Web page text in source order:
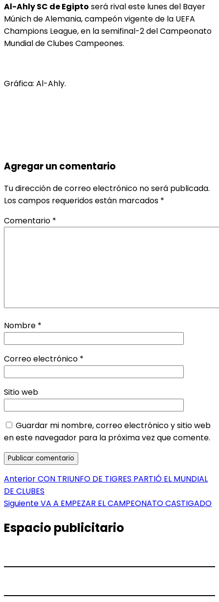
Al-Ahly SC de Egipto será rival este lunes del Bayer
Múnich de Alemania, campeón vigente de la UEFA
Champions League, en la semifinal-2 del Campeonato
Mundial de Clubes Campeones.
Gráfica: Al-Ahly.
Agregar un comentario
Tu dirección de correo electrónico no será publicada.
Los campos requeridos están marcados *
Comentario *
Nombre *
Correo electrónico *
Sitio web
Guardar mi nombre, correo electrónico y sitio web
en este navegador para la próxima vez que comente.
Navegación
de
AnteriorEntrada
anterior:
CON TRIUNFO DE TIGRES PARTIÓ EL MUNDIAL
DE CLUBES
SiguienteEntrada
VA A EMPEZAR EL CAMPEONATO CASTIGADO
Espacio publicitario